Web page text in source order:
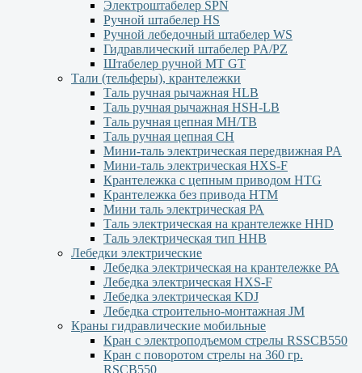
Электроштабелер SPN
Ручной штабелер HS
Ручной лебедочный штабелер WS
Гидравлический штабелер PA/PZ
Штабелер ручной MT GT
Тали (тельферы), крантележки
Таль ручная рычажная HLB
Таль ручная рычажная HSH-LB
Таль ручная цепная MH/TB
Таль ручная цепная СН
Мини-таль электрическая передвижная PA
Мини-таль электрическая HXS-F
Крантележка с цепным приводом HTG
Крантележка без привода HTM
Мини таль электрическая РА
Таль электрическая на крантележке HHD
Таль электрическая тип HHB
Лебедки электрические
Лебедка электрическая на крантележке РА
Лебедка электрическая HXS-F
Лебедка электрическая KDJ
Лебедка строительно-монтажная JM
Краны гидравлические мобильные
Кран с электроподъемом стрелы RSSCB550
Кран с поворотом стрелы на 360 гр.
RSCB550